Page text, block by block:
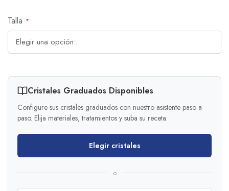
Talla
Cristales Graduados Disponibles
Configure sus cristales graduados con nuestro asistente paso a
paso. Elija materiales, tratamientos y suba su receta.
Elegir cristales
o